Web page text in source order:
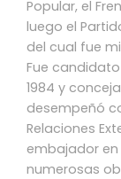
Popular, el
luego el
del cual fue
Fue
1984 y
desempeñó
Relaciones
embajador en
numerosas